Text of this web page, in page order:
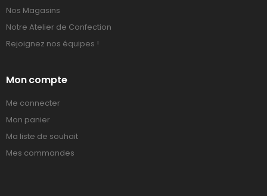
Nos Magasins
Notre Atelier de Confection
Rejoignez nos équipes !
Mon compte
Me connecter
Mon panier
Ma liste de souhait
Mes commandes